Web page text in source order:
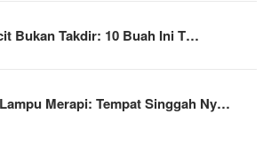
Bukan Takdir: 10 Buah Ini T…
Merapi: Tempat Singgah Ny…